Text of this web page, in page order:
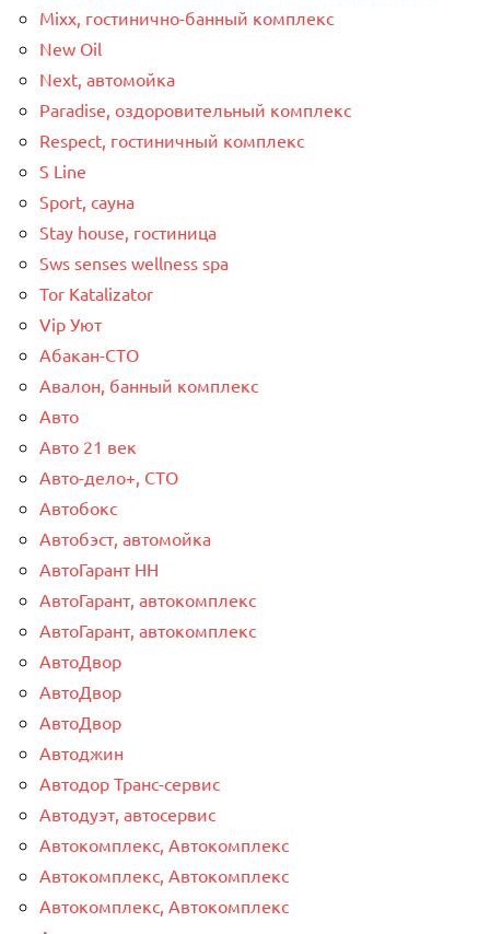
Mixx, гостинично-банный комплекс
New Oil
Next, автомойка
Paradise, оздоровительный комплекс
Respect, гостиничный комплекс
S Line
Sport, сауна
Stay house, гостиница
Sws senses wellness spa
Tor Katalizator
Vip Уют
Абакан-СТО
Авалон, банный комплекс
Авто
Авто 21 век
Авто-дело+, СТО
Автобокс
Автобэст, автомойка
АвтоГарант НН
АвтоГарант, автокомплекс
АвтоГарант, автокомплекс
АвтоДвор
АвтоДвор
АвтоДвор
Автоджин
Автодор Транс-сервис
Автодуэт, автосервис
Автокомплекс, Автокомплекс
Автокомплекс, Автокомплекс
Автокомплекс, Автокомплекс